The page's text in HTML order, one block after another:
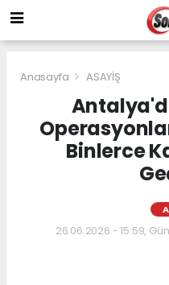
Anasayfa ASAYİŞ
Binlerce
26.06.2026 - 15:59,